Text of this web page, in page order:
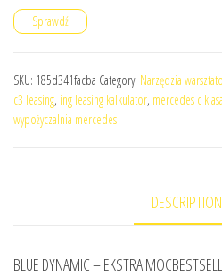
Sprawdź
SKU: 185d341facba Category: Narzędzia
c3 leasing, ing leasing kalkulator, mercedes c
wypożyczalnia mercedes
DESCRIPTION
BLUE DYNAMIC – EKSTRA